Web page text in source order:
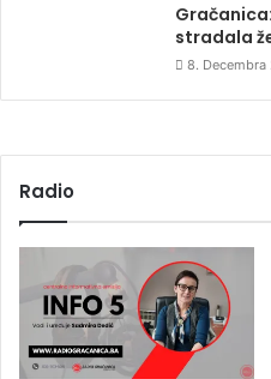
stradala
8. Decembra
Radio